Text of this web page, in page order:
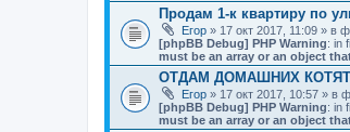
Продам 1-к квартиру по
Егор » 17 окт 2017, 11:09 » в
[phpBB Debug] PHP Warning: in
must be an array or an object
ОТДАМ ДОМАШНИХ
Егор » 17 окт 2017, 10:57 » в
[phpBB Debug] PHP Warning: in
must be an array or an object